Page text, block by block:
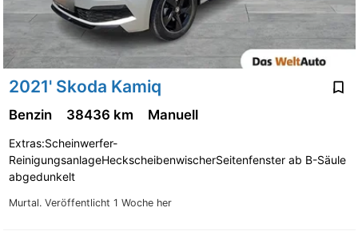
2021' Skoda Kamiq
Murtal. Veröffentlicht 1 Woche her
Benzin 38436 km Manuell
Extras:Scheinwerfer-
ReinigungsanlageHeckscheibenwischerSeitenfenster ab B-Säule
abgedunkelt